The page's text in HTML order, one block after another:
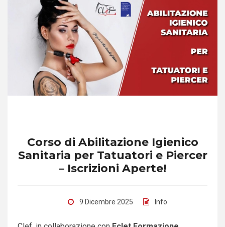
Corso di Abilitazione Igienico
Sanitaria per Tatuatori e Piercer
– Iscrizioni Aperte!
9 Dicembre 2025 Info